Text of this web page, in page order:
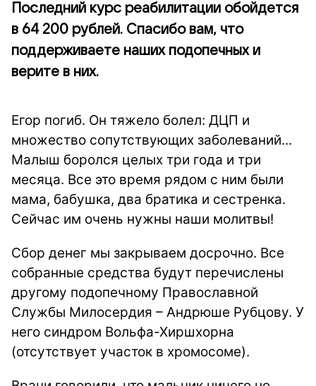
Последний курс реабилитации обойдется
в 64 200 рублей. Спасибо вам, что
поддерживаете наших подопечных и
верите в них.
Егор погиб. Он тяжело болел: ДЦП и
множество сопутствующих заболеваний...
Малыш боролся целых три года и три
месяца. Все это время рядом с ним были
мама, бабушка, два братика и сестренка.
Сейчас им очень нужны наши молитвы!
Сбор денег мы закрываем досрочно. Все
собранные средства будут перечислены
другому подопечному Православной
Службы Милосердия – Андрюше Рубцову. У
него синдром Вольфа-Хиршхорна
(отсутствует участок в хромосоме).